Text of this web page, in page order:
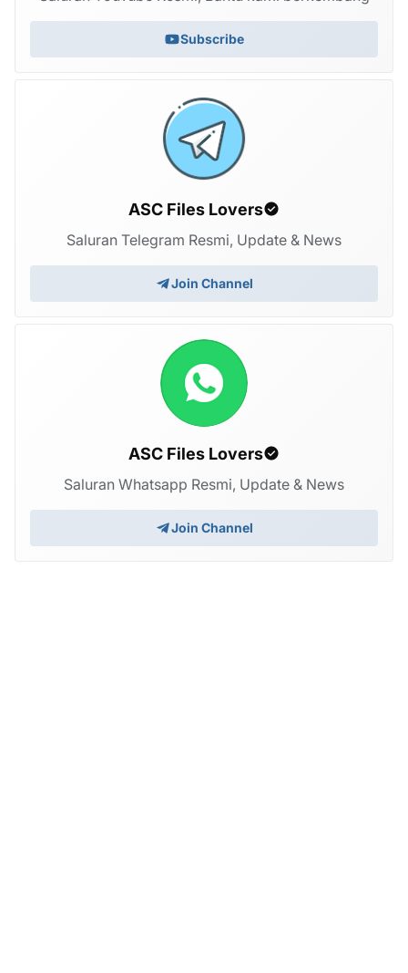
Subscribe
ASC Files Lovers
Saluran Telegram Resmi, Update & News
Join Channel
ASC Files Lovers
Saluran Whatsapp Resmi, Update & News
Join Channel